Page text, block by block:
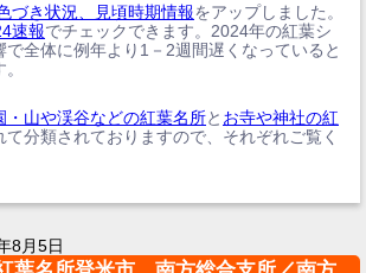
づき状況、見頃時期情報をアップしました。
速報でチェックできます。2024年の紅葉シ
で全体に例年より1－2週間遅くなっていると
・山や渓谷などの紅葉名所と お寺や神社の紅
て分類されておりますので、それぞれご覧く
8月5日